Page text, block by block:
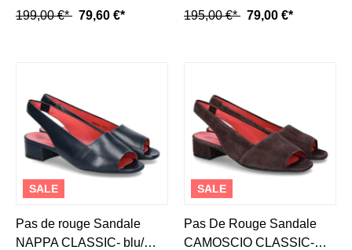
199,00 €* 79,60 €*
mittelbraun
195,00 €* 79,00 €*
SALE
Pas de rouge Sandale
NAPPA CLASSIC- blu/
SALE
Pas De Rouge Sandale
CAMOSCIO CLASSIC-